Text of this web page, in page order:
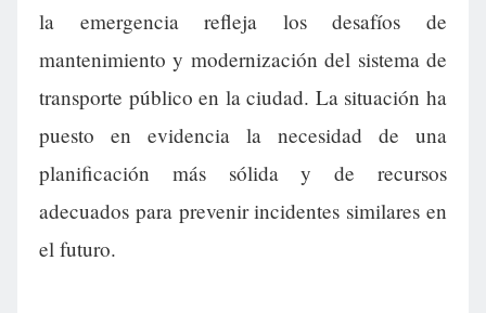
la emergencia refleja los desafíos de
mantenimiento y modernización del sistema de
transporte público en la ciudad. La situación ha
puesto en evidencia la necesidad de una
planificación más sólida y de recursos
adecuados para prevenir incidentes similares en
el futuro.